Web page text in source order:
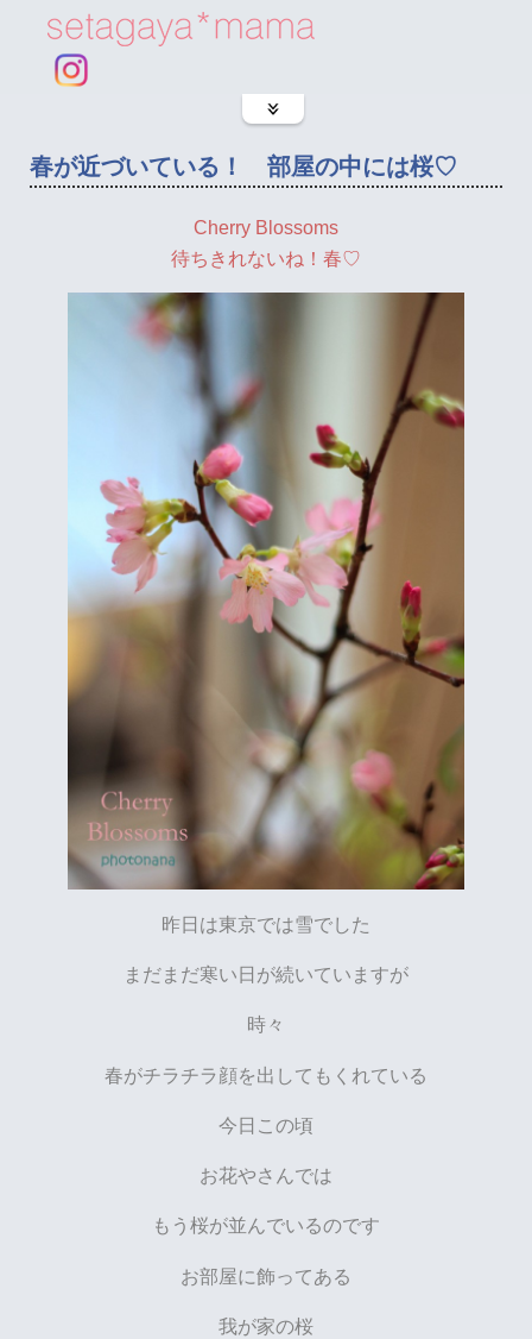
春が近づいている！ 部屋の中には桜♡
Cherry Blossoms
待ちきれないね！春♡
昨日は東京では雪でした
まだまだ寒い日が続いていますが
時々
春がチラチラ顔を出してもくれている
今日この頃
お花やさんでは
もう桜が並んでいるのです
お部屋に飾ってある
我が家の桜